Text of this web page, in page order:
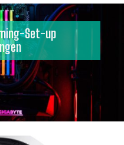
Set-up